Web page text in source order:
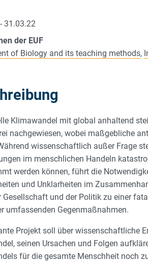
31.03.22
der EUF
of Biology and its teaching methods,
Klimawandel mit global anhaltend
nachgewiesen, wobei maßgebliche
wissenschaftlich außer Frage
im menschlichen Handeln
werden können, führt die
und Unklarheiten im
Gesellschaft und der Politik zu einer
umfassenden Gegenmaßnahmen.
Projekt soll über wissenschaftliche
seinen Ursachen und Folgen
für die gesamte Menschheit noch